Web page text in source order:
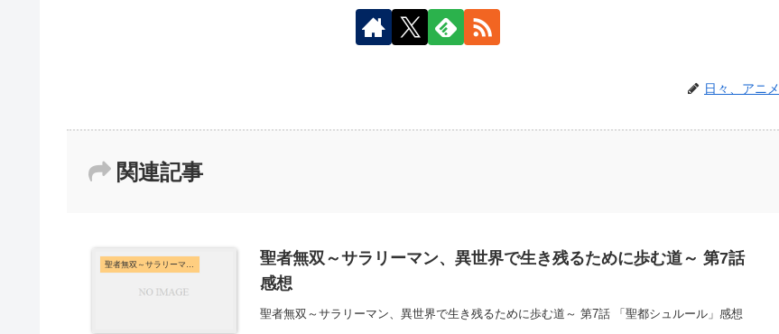
日々、アニメ
関連記事
聖者無双～サラリーマン、異世界で生き残るために歩む道～
聖者無双～サラリーマン、異世界で生き残るために歩む道～ 第7話
感想
聖者無双～サラリーマン、異世界で生き残るために歩む道～ 第7話 「聖都シュルール」感想